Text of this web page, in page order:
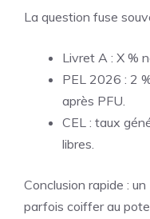
La question fuse
Livret A : X %
PEL 2026 : 2
après PFU.
CEL : taux
libres.
Conclusion rapide :
parfois coiffer au